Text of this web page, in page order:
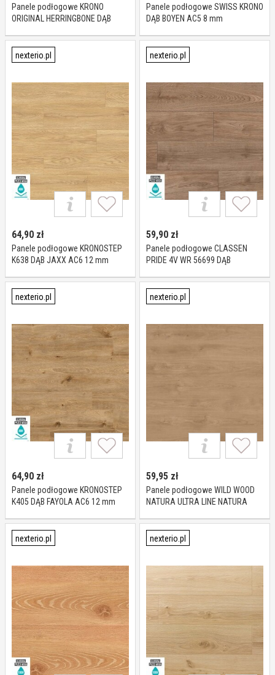
Panele podłogowe KRONO
ORIGINAL HERRINGBONE DĄB
Panele podłogowe SWISS KRONO
DĄB BOYEN AC5 8 mm
nexterio.pl
64,90 zł
Panele podłogowe KRONOSTEP
K638 DĄB JAXX AC6 12 mm
nexterio.pl
59,90 zł
Panele podłogowe CLASSEN
PRIDE 4V WR 56699 DĄB
nexterio.pl
64,90 zł
Panele podłogowe KRONOSTEP
K405 DĄB FAYOLA AC6 12 mm
nexterio.pl
59,95 zł
Panele podłogowe WILD WOOD
NATURA ULTRA LINE NATURA
nexterio.pl nexterio.pl